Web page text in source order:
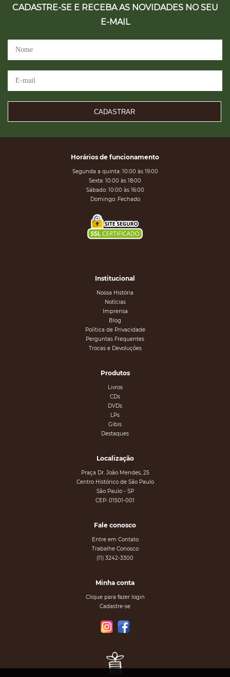
CADASTRE-SE E RECEBA AS NOVIDADES NO SEU
E-MAIL
CADASTRAR
Horários de funcionamento
Segunda a quinta: 10:00 às 19:00
Sexta: 10:00 às 18:00
Sábado: 10:00 às 16:00
Domingo: Fechado
Institucional
Nossa História
Notícias
Imprensa
Blog
Política de Privacidade
Perguntas Frequentes
Trocas e Devoluções
Produtos
Livros
CDs
DVDs
LPs
Gibis
Destaques
Localização
Praça Dr. João Mendes, 25
Centro Histórico de São Paulo
São Paulo - SP
CEP: 01501-001
Fale conosco
Entre em Contato
Trabalhe Conosco
(11) 3242-3300
Minha conta
Clique para fazer login
Cadastre-se